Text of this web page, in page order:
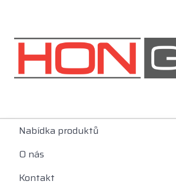
Nabídka produktů
O nás
Kontakt